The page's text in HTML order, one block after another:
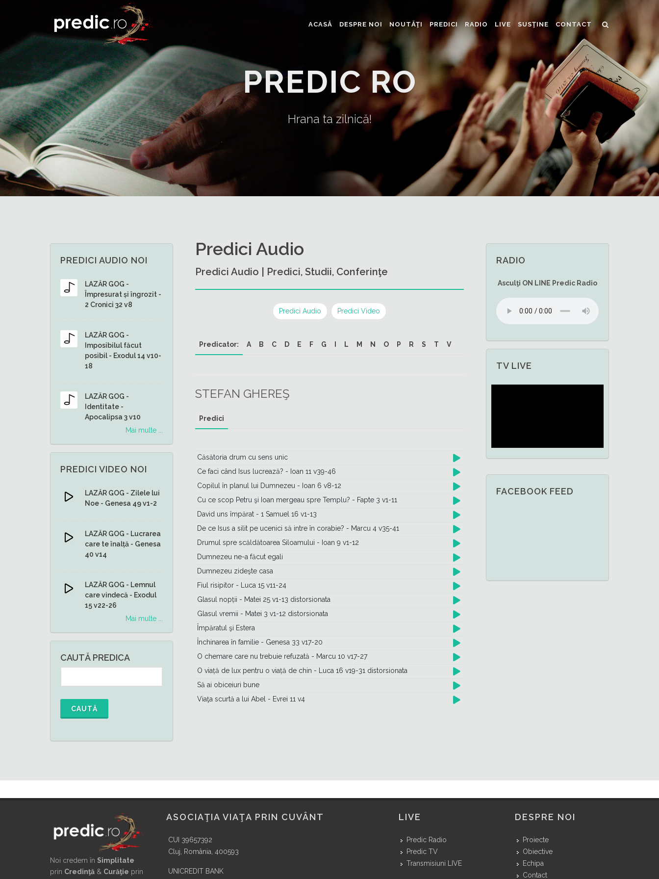
ACASĂ DESPRE NOI NOUTĂŢI PREDICI RADIO LIVE SUSŢINE CONTACT
PREDIC RO
Hrana ta zilnică!
PREDICI AUDIO NOI
LAZĂR GOG -
Împresurat și îngrozit -
2 Cronici 32 v8
LAZĂR GOG -
Imposibilul făcut
posibil - Exodul 14 v10-
18
LAZĂR GOG -
Identitate -
Apocalipsa 3 v10
Mai multe ...
PREDICI VIDEO NOI
LAZĂR GOG - Zilele lui
Noe - Genesa 49 v1-2
LAZĂR GOG - Lucrarea
care te înalță - Genesa
40 v14
LAZĂR GOG - Lemnul
care vindecă - Exodul
15 v22-26
Mai multe ...
CAUTĂ PREDICA
CAUTĂ
Predici Audio
Predici Audio | Predici, Studii, Conferinţe
Predici Audio Predici Video
Predicator: A B C D E F G L M N O P R S T V
STEFAN GHEREŞ
Predici
Căsătoria drum cu sens unic
Ce faci când Isus lucrează? - Ioan 11 v39-46
Copilul în planul lui Dumnezeu - Ioan 6 v8-12
Cu ce scop Petru şi Ioan mergeau spre Templu? - Fapte 3 v1-11
David uns împărat - 1 Samuel 16 v1-13
De ce Isus a silit pe ucenici să intre în corabie? - Marcu 4 v35-41
Drumul spre scăldătoarea Siloamului - Ioan 9 v1-12
Dumnezeu ne-a făcut egali
Dumnezeu zideşte casa
Fiul risipitor - Luca 15 v11-24
Glasul nopții - Matei 25 v1-13 distorsionata
Glasul vremii - Matei 3 v1-12 distorsionata
Împăratul şi Estera
Închinarea în familie - Genesa 33 v17-20
O chemare care nu trebuie refuzată - Marcu 10 v17-27
O viață de lux pentru o viață de chin - Luca 16 v19-31 distorsionata
Să ai obiceiuri bune
Viaţa scurtă a lui Abel - Evrei 11 v4
RADIO
Asculţi ON LINE Predic Radio
TV LIVE
FACEBOOK FEED
Noi credem în Simplitate
prin Credinţă & Curăţie prin
ASOCIAŢIA VIAŢA PRIN CUVÂNT
CUI 39657392
Cluj, România, 400593
UNICREDIT BANK
LIVE
Predic Radio
Predic TV
Transmisiuni LIVE
DESPRE NOI
Proiecte
Obiective
Echipa
Contact